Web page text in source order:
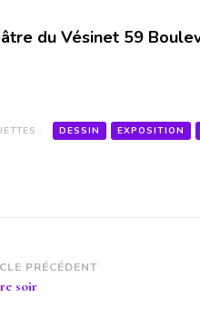
du Vésinet 59
: DESSIN EXPOSITION
PRÉCÉDENT
soir